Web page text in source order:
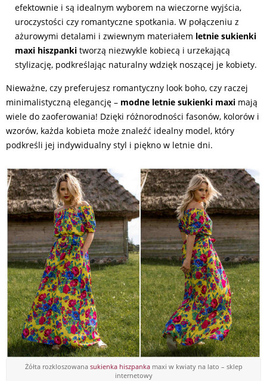
efektownie i są idealnym wyborem na wieczorne wyjścia,
uroczystości czy romantyczne spotkania. W połączeniu z
ażurowymi detalami i zwiewnym materiałem letnie sukienki
maxi hiszpanki tworzą niezwykle kobiecą i urzekającą
stylizację, podkreślając naturalny wdzięk noszącej je kobiety.
Nieważne, czy preferujesz romantyczny look boho, czy raczej
minimalistyczną elegancję – modne letnie sukienki maxi mają
wiele do zaoferowania! Dzięki różnorodności fasonów, kolorów i
wzorów, każda kobieta może znaleźć idealny model, który
podkreśli jej indywidualny styl i piękno w letnie dni.
Żółta rozkloszowana sukienka hiszpankamaxi w kwiaty na lato – sklep
internetowy